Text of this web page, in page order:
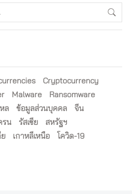
Cryptocurrency
Malware
Ransomware
ล ข้อมูลส่วนบุคคล
จีน
รน รัสเซีย
สหรัฐฯ
ย เกาหลีเหนือ โควิด-19